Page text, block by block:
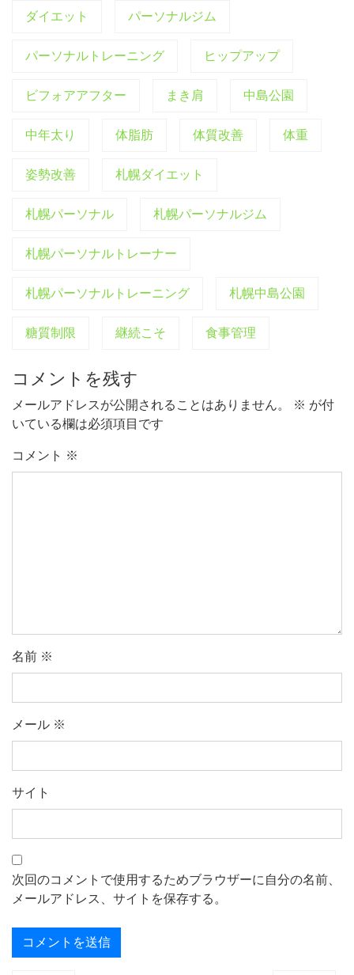
ダイエット パーソナルジム
パーソナルトレーニング ヒップアップ
ビフォアアフター まき肩 中島公園
中年太り 体脂肪 体質改善 体重
姿勢改善 札幌ダイエット
札幌パーソナル 札幌パーソナルジム
札幌パーソナルトレーナー
札幌パーソナルトレーニング 札幌中島公園
糖質制限 継続こそ 食事管理
コメントを残す
メールアドレスが公開されることはありません。 ※ が付
いている欄は必須項目です
コメント ※
名前 ※
メール ※
サイト
次回のコメントで使用するためブラウザーに自分の名前、
メールアドレス、サイトを保存する。